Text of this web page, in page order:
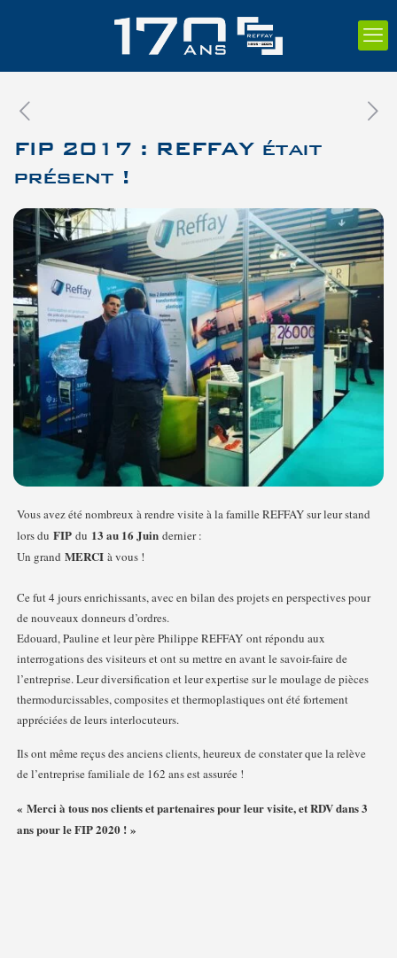
FIP 2017 : REFFAY était
présent !
Vous avez été nombreux à rendre visite à la famille REFFAY sur leur stand
lors du FIP du 13 au 16 Juin dernier :
Un grand MERCI à vous !
Ce fut 4 jours enrichissants, avec en bilan des projets en perspectives pour
de nouveaux donneurs d’ordres.
Edouard, Pauline et leur père Philippe REFFAY ont répondu aux
interrogations des visiteurs et ont su mettre en avant le savoir-faire de
l’entreprise. Leur diversification et leur expertise sur le moulage de pièces
thermodurcissables, composites et thermoplastiques ont été fortement
appréciées de leurs interlocuteurs.
Ils ont même reçus des anciens clients, heureux de constater que la relève
de l’entreprise familiale de 162 ans est assurée !
« Merci à tous nos clients et partenaires pour leur visite, et RDV dans 3
ans pour le FIP 2020 ! »